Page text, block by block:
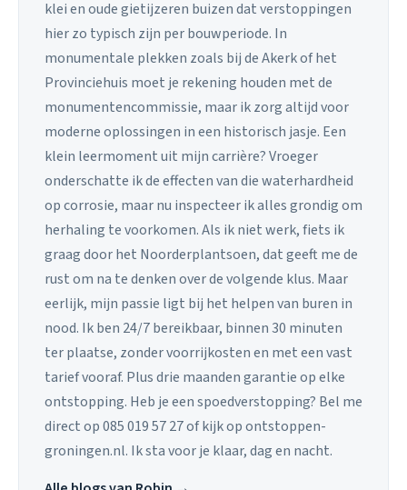
klei en oude gietijzeren buizen dat verstoppingen
hier zo typisch zijn per bouwperiode. In
monumentale plekken zoals bij de Akerk of het
Provinciehuis moet je rekening houden met de
monumentencommissie, maar ik zorg altijd voor
moderne oplossingen in een historisch jasje. Een
klein leermoment uit mijn carrière? Vroeger
onderschatte ik de effecten van die waterhardheid
op corrosie, maar nu inspecteer ik alles grondig om
herhaling te voorkomen. Als ik niet werk, fiets ik
graag door het Noorderplantsoen, dat geeft me de
rust om na te denken over de volgende klus. Maar
eerlijk, mijn passie ligt bij het helpen van buren in
nood. Ik ben 24/7 bereikbaar, binnen 30 minuten
ter plaatse, zonder voorrijkosten en met een vast
tarief vooraf. Plus drie maanden garantie op elke
ontstopping. Heb je een spoedverstopping? Bel me
direct op 085 019 57 27 of kijk op ontstoppen-
groningen.nl. Ik sta voor je klaar, dag en nacht.